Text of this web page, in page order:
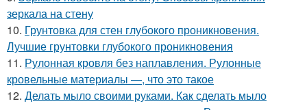
зеркала на стену
10. Грунтовка для стен глубокого проникновения.
Лучшие грунтовки глубокого проникновения
11. Рулонная кровля без наплавления. Рулонные
кровельные материалы —, что это такое
12. Делать мыло своими руками. Как сделать мыло